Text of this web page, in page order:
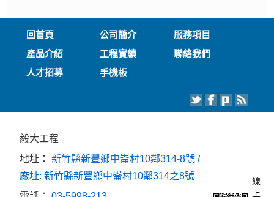
回首頁 公司簡介
服務項目
產品介紹
工程實績
聯絡我們
人才招募
手機板
毅大工程
地址：新竹縣新豐鄉中崙村10鄰314-8號 /
廠址: 新竹縣新豐鄉中崙村10鄰314之8號
線
上